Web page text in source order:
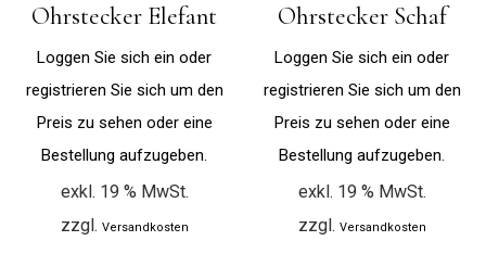
Ohrstecker Elefant
Loggen Sie sich ein oder
registrieren Sie sich um den
Preis zu sehen oder eine
Bestellung aufzugeben.
exkl. 19 % MwSt.
zzgl. Versandkosten
Ohrstecker Schaf
Loggen Sie sich ein oder
registrieren Sie sich um den
Preis zu sehen oder eine
Bestellung aufzugeben.
exkl. 19 % MwSt.
zzgl. Versandkosten